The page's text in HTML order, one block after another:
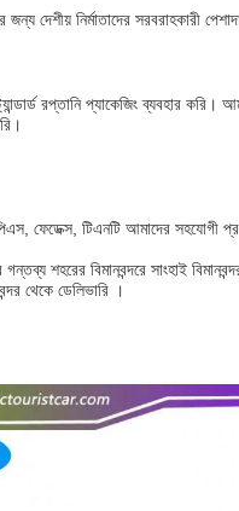
দেশীয় নির্মাতাদের সরবরাহকারী
রপ্তানি প্যাকেজিং ব্যবহার করি।
ফেডেক্স, টিএনটি আমাদের সহযোগী
শহরের বিমানবন্দরে সাংহাই
থেকে ডেলিভারি ।